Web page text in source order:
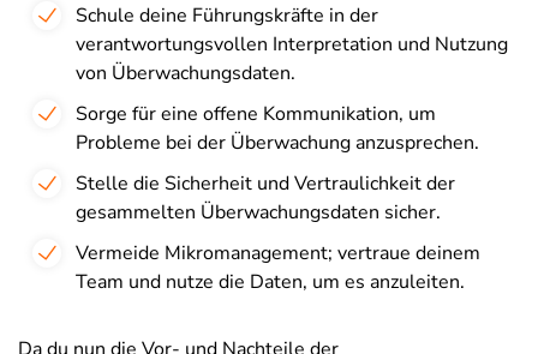
Schule deine Führungskräfte in der
verantwortungsvollen Interpretation und Nutzung
von Überwachungsdaten.
Sorge für eine offene Kommunikation, um
Probleme bei der Überwachung anzusprechen.
Stelle die Sicherheit und Vertraulichkeit der
gesammelten Überwachungsdaten sicher.
Vermeide Mikromanagement; vertraue deinem
Team und nutze die Daten, um es anzuleiten.